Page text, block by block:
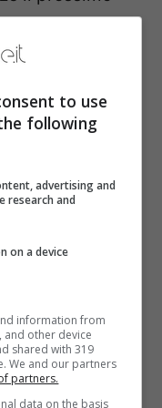
conduttrice
famoso
da subito c’è
conferma
prima
la
programma, i
effusioni,
Niente
al
è
to use
following
advertising and
research and
on a device
information from
and other device
shared with 319
We and our partners
partners.
data on the basis